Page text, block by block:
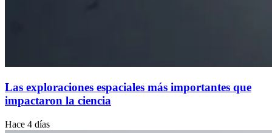
Las exploraciones espaciales más importantes que
impactaron la ciencia
Hace 4 días